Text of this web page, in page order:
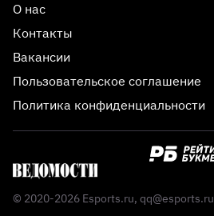
О нас
Контакты
Вакансии
Пользовательское соглашение
Политика конфиденциальности
© 2020-2026 Esports.ru, qq@esports.ru